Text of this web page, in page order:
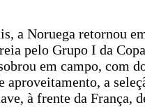
a Noruega retornou
pelo Grupo I da
em campo, com
a
à frente da França,